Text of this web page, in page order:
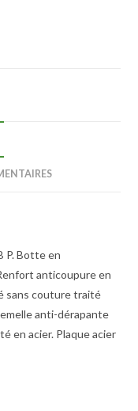
P. Botte en
anticoupure en
sans couture traité
anti-dérapante
en acier. Plaque acier